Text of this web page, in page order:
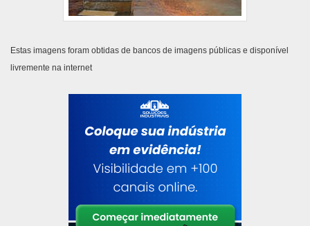
Estas imagens foram obtidas de bancos de imagens públicas e disponível
livremente na internet